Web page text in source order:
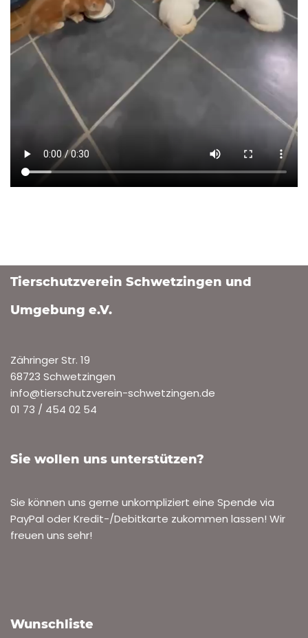
Tierschutzverein Schwetzingen und
Umgebung e.V.
Zähringer Str. 19
68723 Schwetzingen
info@tierschutzverein-schwetzingen.de
01 73 / 454 02 54
Sie wollen uns unterstützen?
Sie können uns gerne unkompliziert eine Spende via
PayPal oder Kredit-/Debitkarte zukommen lassen! Wir
freuen uns sehr!
Wunschliste